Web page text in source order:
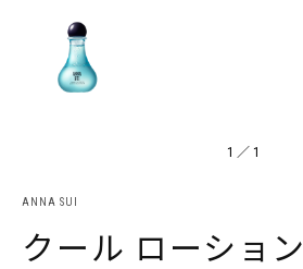
1 ／ 1
ANNA SUI
クール ローション